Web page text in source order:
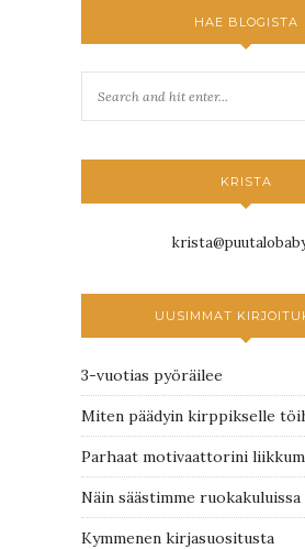
HAE BLOGISTA
KRISTA
UUSIMMAT
3-vuotias pyöräilee
Miten päädyin kirppikselle
Parhaat motivaattorini
Näin säästimme ruokakuluissa
Kymmenen kirjasuositusta